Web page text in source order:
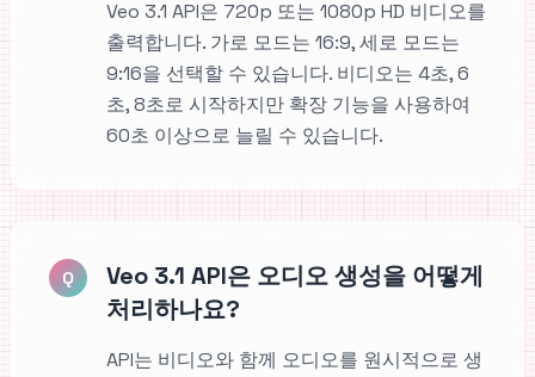
Veo 3.1 API은 720p 또는 1080p HD 비디오를
출력합니다. 가로 모드는 16:9, 세로 모드는
9:16을 선택할 수 있습니다. 비디오는 4초, 6
초, 8초로 시작하지만 확장 기능을 사용하여
60초 이상으로 늘릴 수 있습니다.
Q
Veo 3.1 API은 오디오 생성을 어떻게
처리하나요?
API는 비디오와 함께 오디오를 원시적으로 생